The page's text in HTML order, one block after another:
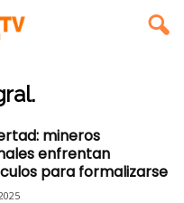
mineros
enfrentan
para formalizarse